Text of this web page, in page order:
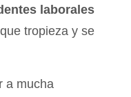
laborales
tropieza y se
a mucha